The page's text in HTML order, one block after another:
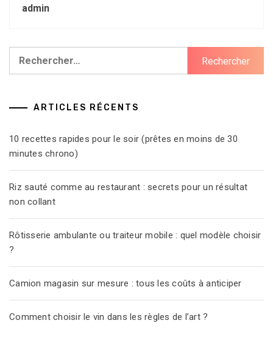
admin
ARTICLES RÉCENTS
10 recettes rapides pour le soir (prêtes en moins de 30
minutes chrono)
Riz sauté comme au restaurant : secrets pour un résultat
non collant
Rôtisserie ambulante ou traiteur mobile : quel modèle choisir
?
Camion magasin sur mesure : tous les coûts à anticiper
Comment choisir le vin dans les règles de l’art ?